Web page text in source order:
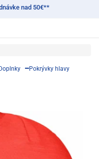
nad 50€**
Doplnky
Pokrývky hlavy